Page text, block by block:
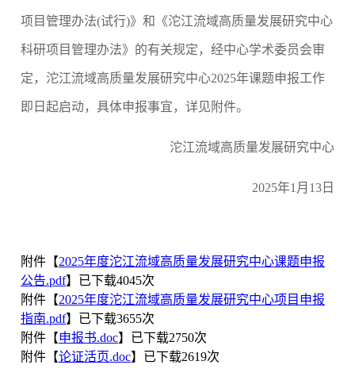
项目管理办法(试行)》和《沱江流域高质量发展研究中心
科研项目管理办法》的有关规定，经中心学术委员会审
定，沱江流域高质量发展研究中心2025年课题申报工作
即日起启动，具体申报事宜，详见附件。
沱江流域高质量发展研究中心
2025年1月13日
附件【2025年度沱江流域高质量发展研究中心课题申报
公告.pdf】已下载4045次
附件【2025年度沱江流域高质量发展研究中心项目申报
指南.pdf】已下载3655次
附件【申报书.doc】已下载2750次
附件【论证活页.doc】已下载2619次